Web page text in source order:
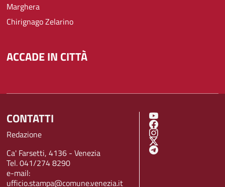
Marghera
Chirignago Zelarino
ACCADE IN CITTÀ
CONTATTI
Redazione
Ca' Farsetti, 4136 - Venezia
Tel. 041/274 8290
e-mail:
ufficio.stampa@comune.venezia.it
SOCIAL MENU